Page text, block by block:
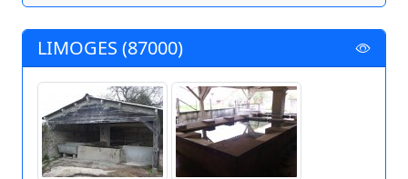
LIMOGES (87000)